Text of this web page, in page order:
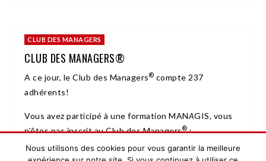
CLUB DES MANAGERS
CLUB DES MANAGERS®
A ce jour, le Club des Managers® compte 237
adhérents!
Vous avez participé à une formation MANAGIS, vous
n’êtes pas inscrit au Club des Managers®:
Nous utilisons des cookies pour vous garantir la meilleure